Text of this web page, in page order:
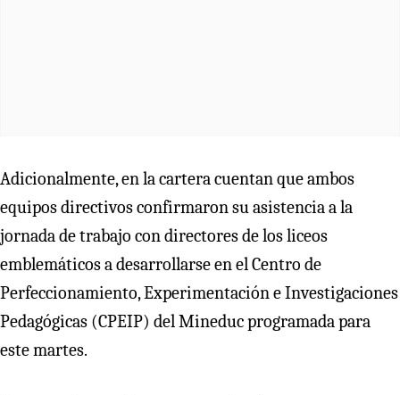
Adicionalmente, en la cartera cuentan que ambos
equipos directivos confirmaron su asistencia a la
jornada de trabajo con directores de los liceos
emblemáticos a desarrollarse en el Centro de
Perfeccionamiento, Experimentación e Investigaciones
Pedagógicas (CPEIP) del Mineduc programada para
este martes.